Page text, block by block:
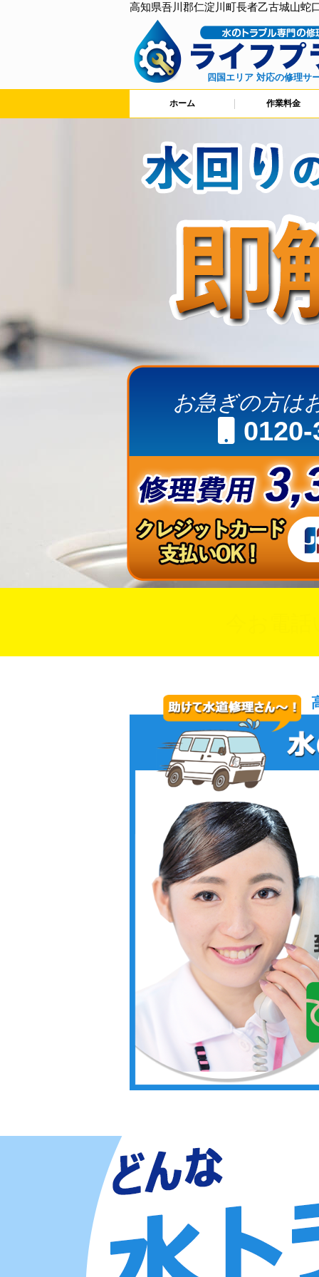
高知県吾川郡仁淀川町長者乙古城山蛇
四国エリア 対応の修理サ
ホーム 作業料金
お急ぎの方は